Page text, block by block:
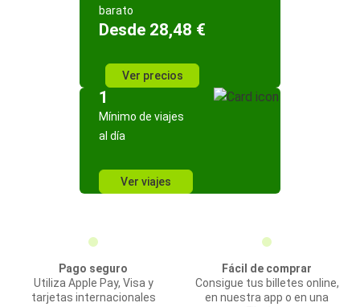
barato
Desde 28,48 €
Ver precios
1
Mínimo de viajes
al día
Ver viajes
Pago seguro
Utiliza Apple Pay, Visa y
tarjetas internacionales
Fácil de comprar
Consigue tus billetes online,
en nuestra app o en una